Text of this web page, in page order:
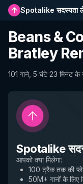
Spotalike सदस्यता
Beans & Co
Bratley
101 गाने, 5 घंटे 23 मिनट के
Spotalike
आपको क्या मिलेगा:
100 ट्रैक तक की
50M+ गानों के लिए